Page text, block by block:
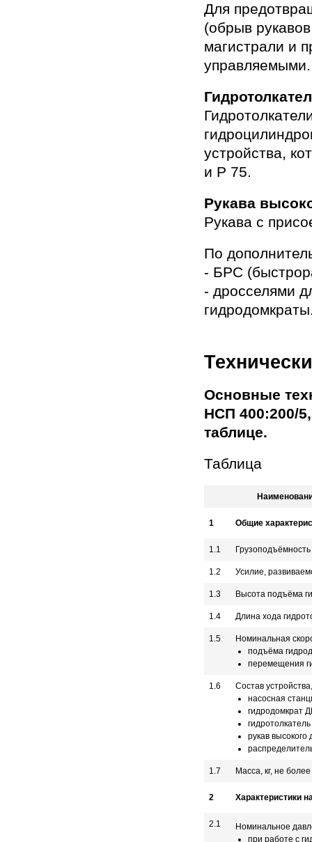
Для
(обрыв
магистрали и
управляемыми.
устройства,
и Р 75.
Рукава
Рукава с
По
- БРС
- дросселями
Основные
НСП 400:200/
таблице.
Таблица
1 Общие
1.1
1.2 Усилие,
1.3 Высота подъёма
1.4 Длина хода
1.5
Номинальная
подъёма
перемещения
1.6
Состав
насосная
гидродомкрат
рукав высокого
1.7 Масса, кг, не более
2 Характеристики
2.1
Номинальное
при работе с